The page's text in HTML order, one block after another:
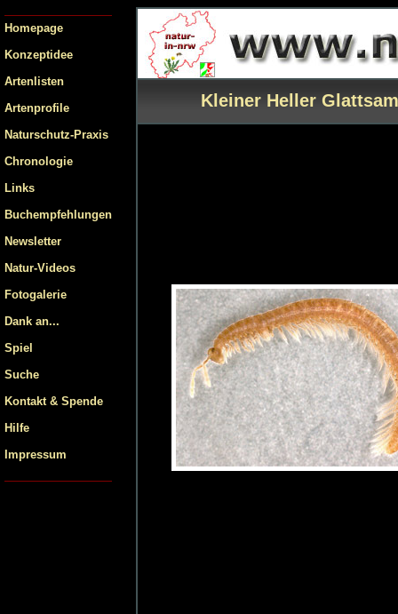
Homepage
Konzeptidee
Artenlisten
Artenprofile
Naturschutz-Praxis
Chronologie
Links
Buchempfehlungen
Newsletter
Natur-Videos
Fotogalerie
Dank an...
Spiel
Suche
Kontakt & Spende
Hilfe
Impressum
Kleiner Heller